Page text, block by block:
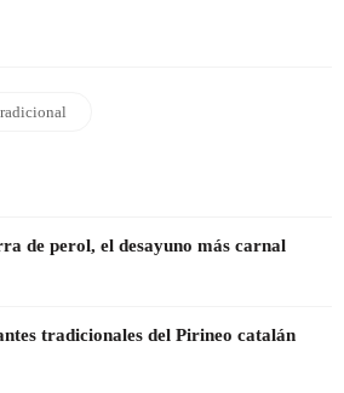
de perol, el desayuno más carnal
tradicionales del Pirineo catalán